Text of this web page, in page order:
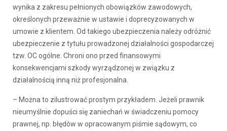
wynika z zakresu pełnionych obowiązków zawodowych,
określonych przeważnie w ustawie i doprecyzowanych w
umowie z klientem. Od takiego ubezpieczenia należy odróżnić
ubezpieczenie z tytułu prowadzonej działalności gospodarczej
tzw. OC ogólne. Chroni ono przed finansowymi
konsekwencjami szkody wyrządzonej w związku z
działalnością inną niż profesjonalna.
– Można to zilustrować prostym przykładem. Jeżeli prawnik
nieumyślnie dopuści się zaniechań w świadczeniu pomocy
prawnej, np. błędów w opracowanym piśmie sądowym, co